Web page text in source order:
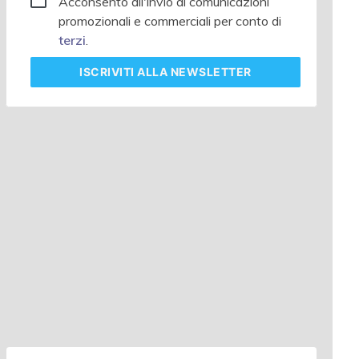
promozionali e commerciali per conto di
terzi.
ISCRIVITIALLA NEWSLETTER